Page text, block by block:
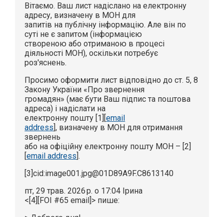
Вітаємо. Ваш лист надіслано на електронну
адресу, визначену в МОН для
запитів на публічну інформацію. Але він по
суті не є запитом (інформацією
створеною або отриманою в процесі
діяльності МОН), оскільки потребує
роз'яснень.
Просимо оформити лист відповідно до ст. 5, 8
Закону України «Про звернення
громадян» (має бути Ваш підпис та поштова
адреса) і надіслати на
електронну пошту [1][email
address ], визначену в МОН для отримання
звернень
або на офіційну електронну пошту МОН – [2]
[email address ].
[3]cid:image001.jpg@01D89A9F.C8613140
пт, 29 трав. 2026 р. о 17:04 Ірина
<[4][FOI #65 email]> пише: